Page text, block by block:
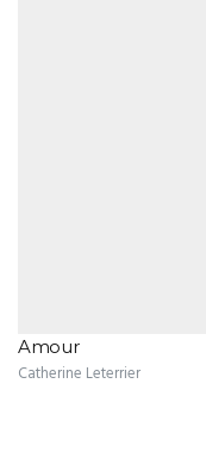
Amour
Catherine Leterrier